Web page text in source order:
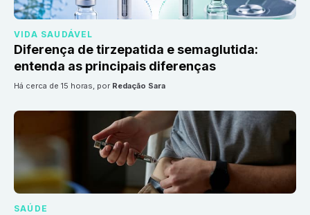
VIDA SAUDÁVEL
Diferença de tirzepatida e semaglutida:
entenda as principais diferenças
há cerca de 15 horas, por Redação Sara
SAÚDE